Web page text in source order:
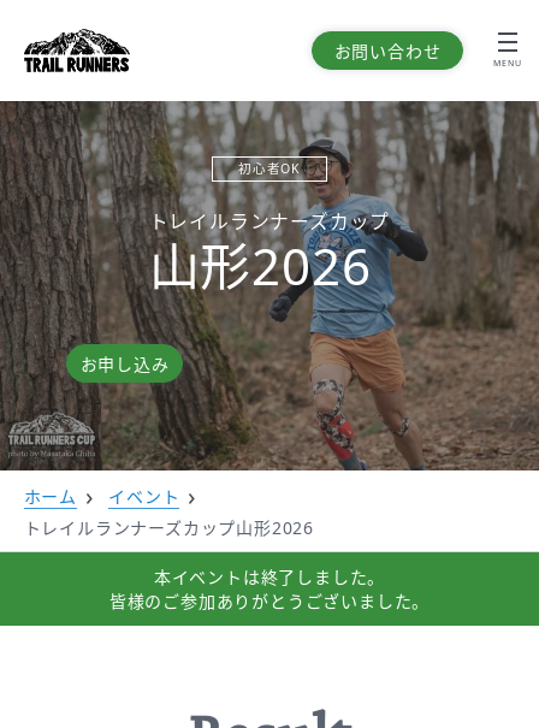
お問い合わせ
MENU
初心者OK
トレイルランナーズカップ
山形2026
お申し込み
ホーム
イベント
トレイルランナーズカップ山形2026
本イベントは終了しました。
皆様のご参加ありがとうございました。